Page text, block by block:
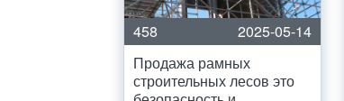
458
2025-05-14
Продажа рамных
строительных лесов это